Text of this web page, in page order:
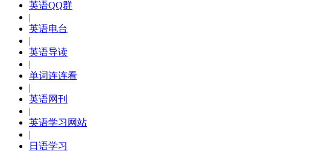
英语QQ群
|
英语电台
|
英语导读
|
单词连连看
|
英语网刊
|
英语学习网站
|
日语学习